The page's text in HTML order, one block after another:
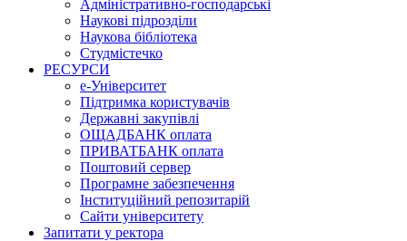
Адміністративно-господарські
Наукові підрозділи
Наукова бібліотека
Студмістечко
РЕСУРСИ
е-Університет
Підтримка користувачів
Державні закупівлі
ОЩАДБАНК оплата
ПРИВАТБАНК оплата
Поштовий сервер
Програмне забезпечення
Інституційний репозитарій
Сайти університету
Запитати у ректора